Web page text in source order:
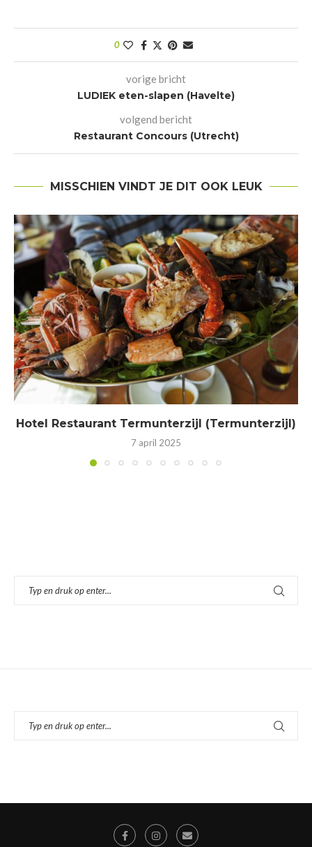
0
vorige bricht
LUDIEK eten-slapen (Havelte)
volgend bericht
Restaurant Concours (Utrecht)
MISSCHIEN VINDT JE DIT OOK LEUK
Hotel Restaurant Termunterzijl (Termunterzijl)
7 april 2025